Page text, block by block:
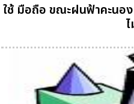
ใช้ มือถือ ขณะฝนฟ้าคะนอ